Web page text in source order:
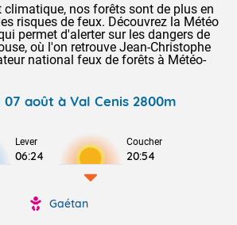
climatique, nos forêts sont de plus en
risques de feux. Découvrez la Météo
permet d'alerter sur les dangers de
où l'on retrouve Jean-Christophe
national feux de forêts à Météo-
07 août à Val Cenis 2800m
Lever
06:24
Coucher
20:54
Gaétan